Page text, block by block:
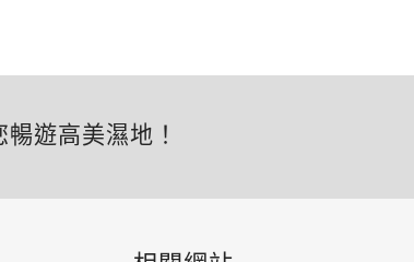
遊高美濕地！